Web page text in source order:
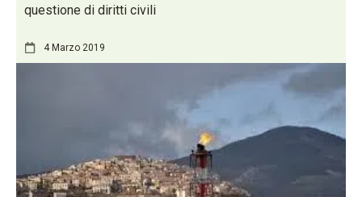
questione di diritti civili
4 Marzo 2019